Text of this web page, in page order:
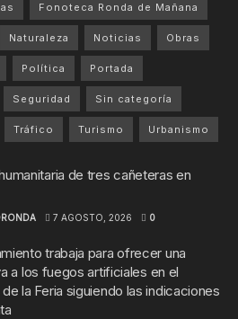
Fonoteca Ronda de Mañana
Naturaleza Noticias Obras
Política Portada
Seguridad Sin categoría
Tráfico Turismo Urbanismo
de tres cañeteras en
7 AGOSTO, 2026 0
trabaja para ofrecer una
a los fuegos artificiales en el
la Feria siguiendo las indicaciones